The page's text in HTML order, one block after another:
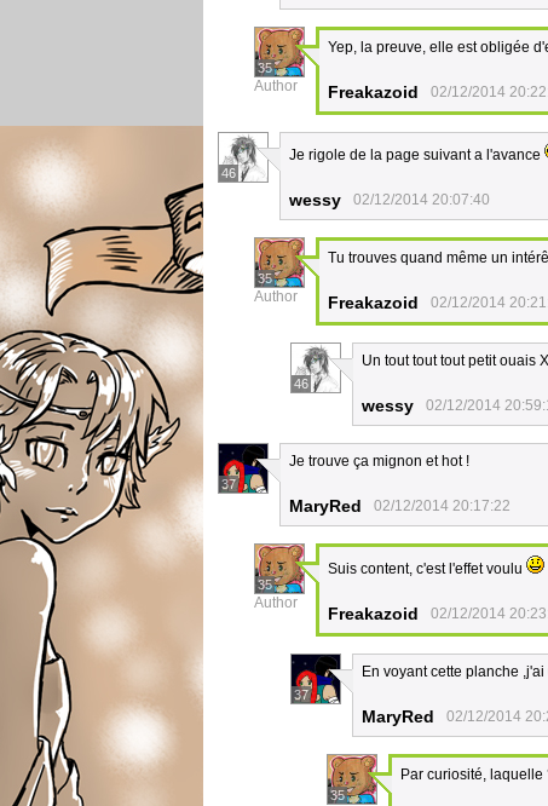
35
Author
Yep, la preuve, elle est obligée
Freakazoid 02/12/2014
46
Je rigole de la page suivant a l'avance
wessy 02/12/2014 20:07:40
35
Author
Tu trouves quand même un
Freakazoid 02/12/2014
46
Un tout tout tout petit ouais
wessy 02/12/2014
37
Je trouve ça mignon et hot !
MaryRed 02/12/2014 20:17:22
35
Author
Suis content, c'est l'effet voulu
Freakazoid 02/12/2014
37
En voyant cette planche
MaryRed 02/12/2014
35
Par curiosité, laquelle